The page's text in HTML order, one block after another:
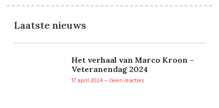
Laatste nieuws
Het verhaal van Marco Kroon –
Veteranendag 2024
17 april 2024
Geen reacties